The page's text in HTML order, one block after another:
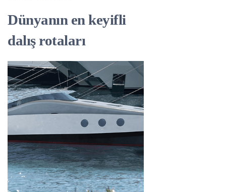
Dünyanın en keyifli
dalış rotaları